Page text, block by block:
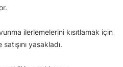
ilerlemelerini kısıtlamak için
yasakladı.